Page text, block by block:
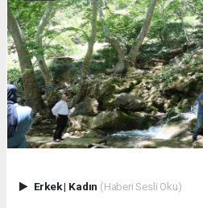
Erkek| Kadın (Haberi Sesli Oku)